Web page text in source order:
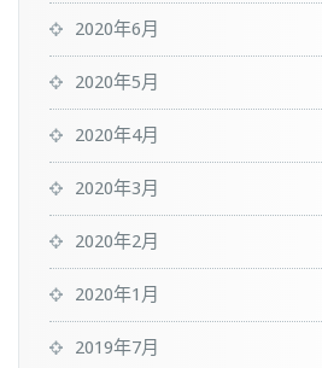
2020年6月
2020年5月
2020年4月
2020年3月
2020年2月
2020年1月
2019年7月